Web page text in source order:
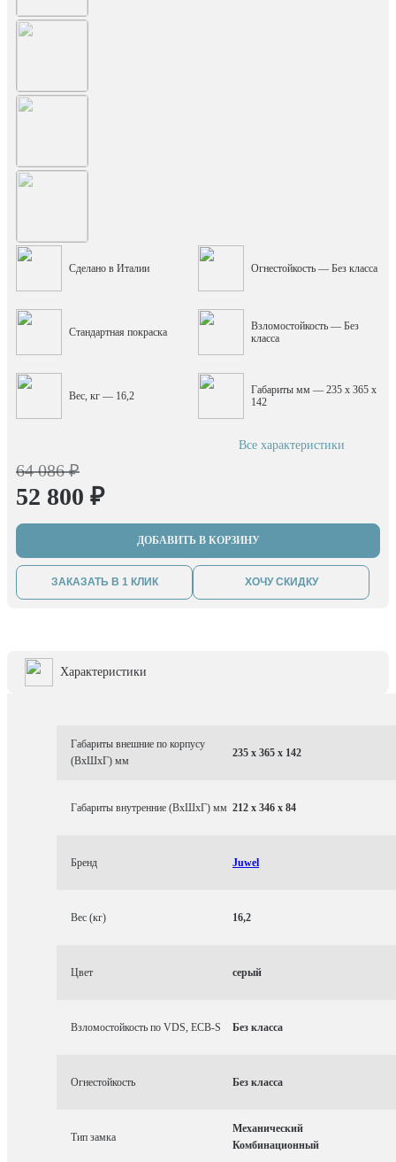
Сделано в Италии Огнестойкость — Без класса
Стандартная покраска
Взломостойкость — Без
класса
Вес, кг — 16,2
Габариты мм — 235 x 365 x
142
Все характеристики
64 086 ₽
52 800 ₽
ДОБАВИТЬ В КОРЗИНУ
ЗАКАЗАТЬ В 1 КЛИК ХОЧУ СКИДКУ
Характеристики
Габариты внешние по корпусу
(ВхШхГ) мм
235 x 365 x 142
Габариты внутренние (ВхШхГ) мм 212 x 346 x 84
Бренд Juwel
Вес (кг) 16,2
Цвет серый
Взломостойкость по VDS, ECB-S Без класса
Огнестойкость Без класса
Тип замка
Механический
Комбинационный